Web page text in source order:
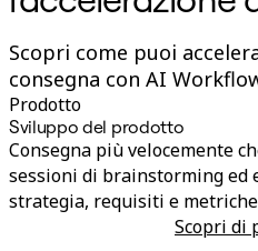
Scopri come puoi
consegna con AI
Prodotto
Sviluppo del prodotto
Consegna più velocemente
sessioni di brainstorming ed
strategia, requisiti e
Scopri di